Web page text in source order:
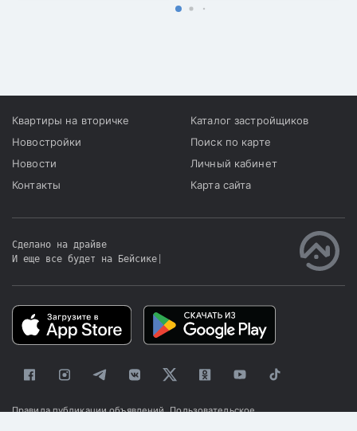
Квартиры на вторичке
Новостройки
Новости
Контакты
Каталог застройщиков
Поиск по карте
Личный кабинет
Карта сайта
Сделано на драйве
И еще все будет на Бейсике
Правила публикации объявлений Пользовательское